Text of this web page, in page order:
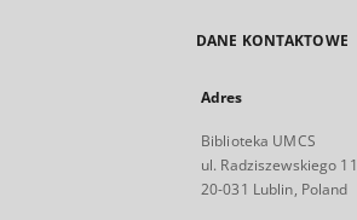
DANE KONTAKTOWE
Adres
Biblioteka UMCS
ul. Radziszewskiego 11
20-031 Lublin, Poland